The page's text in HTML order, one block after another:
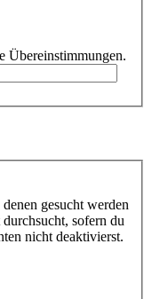
Übereinstimmungen.
gesucht werden
sofern du
nicht deaktivierst.